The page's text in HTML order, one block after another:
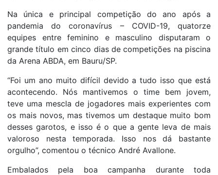
Na única e principal competição do ano após a
pandemia do coronavírus – COVID-19, quatorze
equipes entre feminino e masculino disputaram o
grande título em cinco dias de competições na piscina
da Arena ABDA, em Bauru/SP.
“Foi um ano muito difícil devido a tudo isso que está
acontecendo. Nós mantivemos o time bem jovem,
teve uma mescla de jogadores mais experientes com
os mais novos, mas tivemos um destaque muito bom
desses garotos, e isso é o que a gente leva de mais
valoroso nesta temporada. Isso nos dá bastante
orgulho”, comentou o técnico André Avallone.
Embalados pela boa campanha durante toda